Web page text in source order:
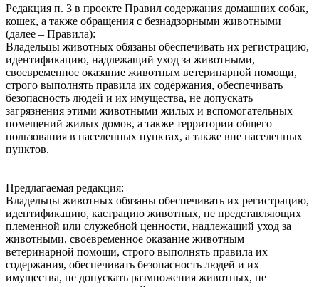
Редакция п. 3 в проекте Правил содержания домашних собак,
кошек, а также обращения с безнадзорными животными
(далее – Правила):
Владельцы животных обязаны обеспечивать их регистрацию,
идентификацию, надлежащий уход за животными,
своевременное оказание животным ветеринарной помощи,
строго выполнять правила их содержания, обеспечивать
безопасность людей и их имущества, не допускать
загрязнения этими животными жилых и вспомогательных
помещений жилых домов, а также территории общего
пользования в населенных пунктах, а также вне населенных
пунктов.
Предлагаемая редакция:
Владельцы животных обязаны обеспечивать их регистрацию,
идентификацию, кастрацию животных, не представляющих
племенной или служебной ценности, надлежащий‌ уход за
животными, своевременное оказание животным
ветеринарной‌ помощи, строго выполнять правила их
содержания, обеспечивать безопасность людей‌ и их
имущества, не допускать размножения животных, не